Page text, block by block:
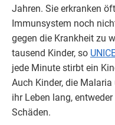
Jahren. Sie erkranken
Immunsystem noch
gegen die Krankheit zu
tausend Kinder, so
jede Minute stirbt ein
Auch Kinder, die
ihr Leben lang,
Schäden.